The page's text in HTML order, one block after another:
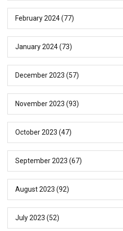
February 2024(77)
January 2024(73)
December 2023 (57)
November 2023 (93)
October 2023 (47)
September 2023 (67)
August 2023 (92)
July 2023 (52)